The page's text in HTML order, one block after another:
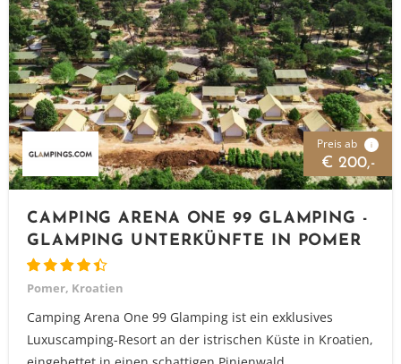
Preis ab i
€ 200,-
CAMPING ARENA ONE 99 GLAMPING -
GLAMPING UNTERKÜNFTE IN POMER
Pomer, Kroatien
Camping Arena One 99 Glamping ist ein exklusives
Luxuscamping-Resort an der istrischen Küste in Kroatien,